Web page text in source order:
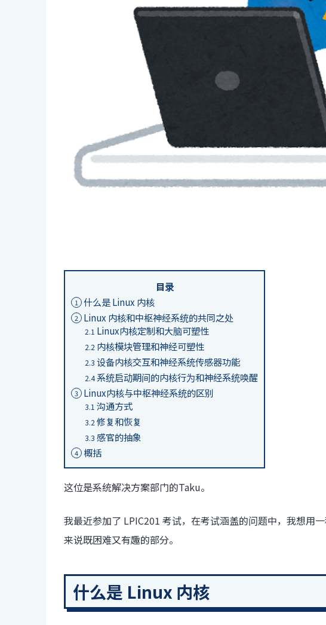
目录
1 什么是 Linux 内核
2 Linux 内核和中枢神经系统的共同之处
2.1 Linux内核定制和大脑可塑性
2.2 内核模块管理和神经可塑性
2.3 设备内核交互和神经系统传感器功能
2.4系统启动期间的内核行为和神经系统唤醒
3 Linux内核与中枢神经系统的区别
3.1 沟通方式
3.2 修复和恢复
3.3 感官的抽象
4 概括
这位是系统解决方案部门的Taku。
我最近参加了 LPIC201 考试，在考试涵盖的问题中，我想用
来说既困难又有趣的部分。
什么是 Linux 内核